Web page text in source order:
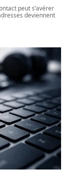
peut s’avérer
deviennent